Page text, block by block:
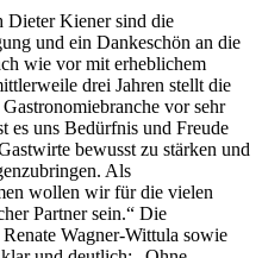
Dieter Kiener sind die
und ein Dankeschön an die
wie vor mit erheblichem
drei Jahren stellt die
vor sehr
es uns Bedürfnis und Freude
bewusst zu stärken und
Als
wollen wir für die vielen
Partner sein.“ Die
Wagner-Wittula sowie